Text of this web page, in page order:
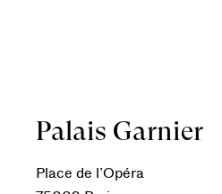
Palais Garnier
Place de l’Opéra